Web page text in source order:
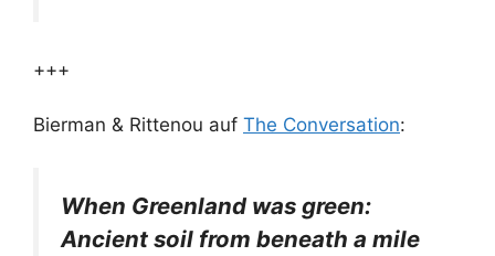
+++
Bierman & Rittenou auf The Conversation:
When Greenland was green:
Ancient soil from beneath a mile